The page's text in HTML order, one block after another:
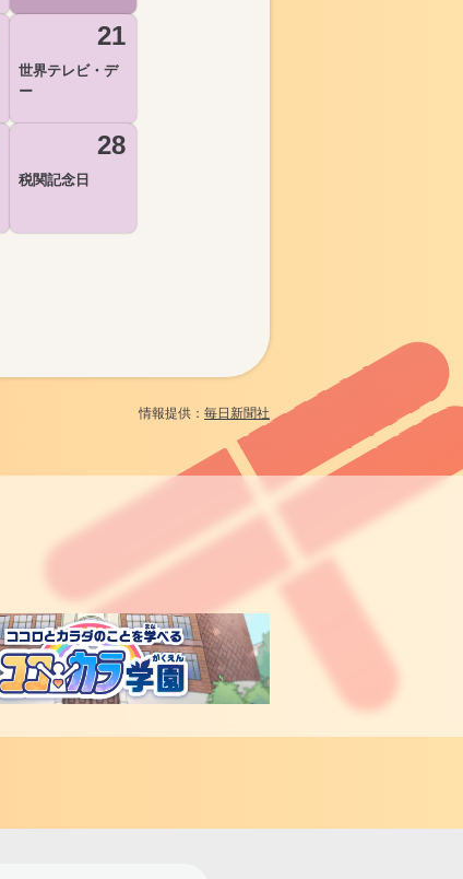
21
世界テレビ・デ
ー
28
税関記念日
情報提供： 毎日新聞社